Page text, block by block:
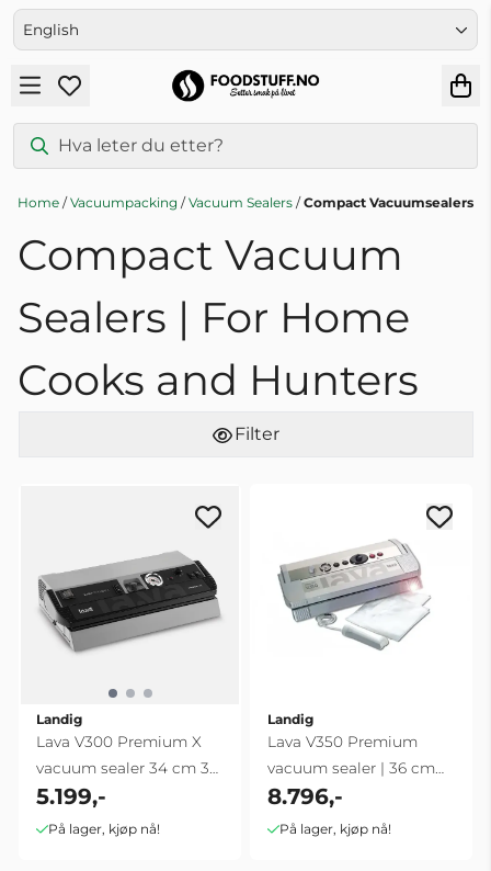
Skip to content
English
Home /Vacuumpacking /Vacuum Sealers /Compact Vacuumsealers
Compact Vacuum
Sealers | For Home
Cooks and Hunters
Filter
Landig
Lava V300 Premium X
vacuum sealer 34 cm 30
L/min
5.199,-
På lager, kjøp nå!
Landig
Lava V350 Premium
vacuum sealer | 36 cm
triple seal
8.796,-
På lager, kjøp nå!